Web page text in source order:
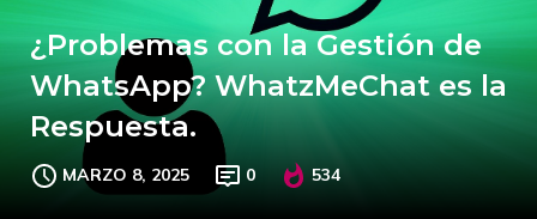
¿Problemas con la Gestión de
WhatsApp? WhatzMeChat es la
Respuesta.
MARZO 8, 2025 0 534